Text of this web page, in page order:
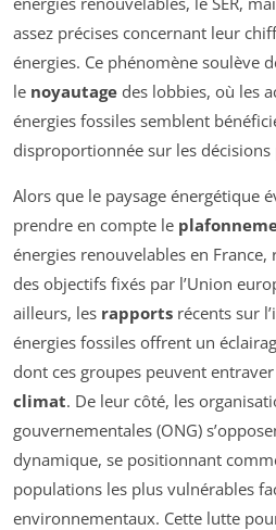
assez précises concernant leur
énergies. Ce phénomène soulève
le noyautage des lobbies, où les
énergies fossiles semblent
disproportionnée sur les
Alors que le paysage énergétique
prendre en compte le
énergies renouvelables en
des objectifs fixés par l’Union
ailleurs, les rapports récents sur
énergies fossiles offrent un
dont ces groupes peuvent
climat. De leur côté, les
gouvernementales (ONG)
dynamique, se positionnant
populations les plus vulnérables
environnementaux. Cette lutte